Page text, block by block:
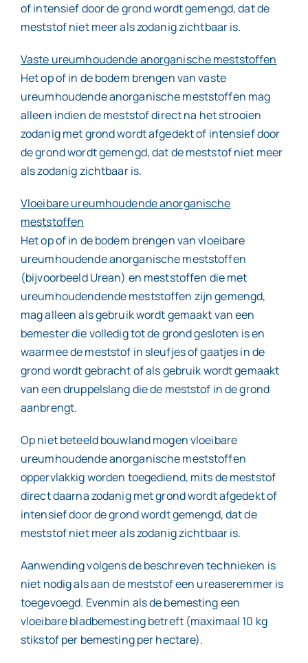
of intensief door de grond wordt gemengd, dat de
meststof niet meer als zodanig zichtbaar is.
Vaste ureumhoudende anorganische meststoffen
Het op of in de bodem brengen van vaste
ureumhoudende anorganische meststoffen mag
alleen indien de meststof direct na het strooien
zodanig met grond wordt afgedekt of intensief door
de grond wordt gemengd, dat de meststof niet meer
als zodanig zichtbaar is.
Vloeibare ureumhoudende anorganische
meststoffen
Het op of in de bodem brengen van vloeibare
ureumhoudende anorganische meststoffen
(bijvoorbeeld Urean) en meststoffen die met
ureumhoudendende meststoffen zijn gemengd,
mag alleen als gebruik wordt gemaakt van een
bemester die volledig tot de grond gesloten is en
waarmee de meststof in sleufjes of gaatjes in de
grond wordt gebracht of als gebruik wordt gemaakt
van een druppelslang die de meststof in de grond
aanbrengt.
Op niet beteeld bouwland mogen vloeibare
ureumhoudende anorganische meststoffen
oppervlakkig worden toegediend, mits de meststof
direct daarna zodanig met grond wordt afgedekt of
intensief door de grond wordt gemengd, dat de
meststof niet meer als zodanig zichtbaar is.
Aanwending volgens de beschreven technieken is
niet nodig als aan de meststof een ureaseremmer is
toegevoegd. Evenmin als de bemesting een
vloeibare bladbemesting betreft (maximaal 10 kg
stikstof per bemesting per hectare).